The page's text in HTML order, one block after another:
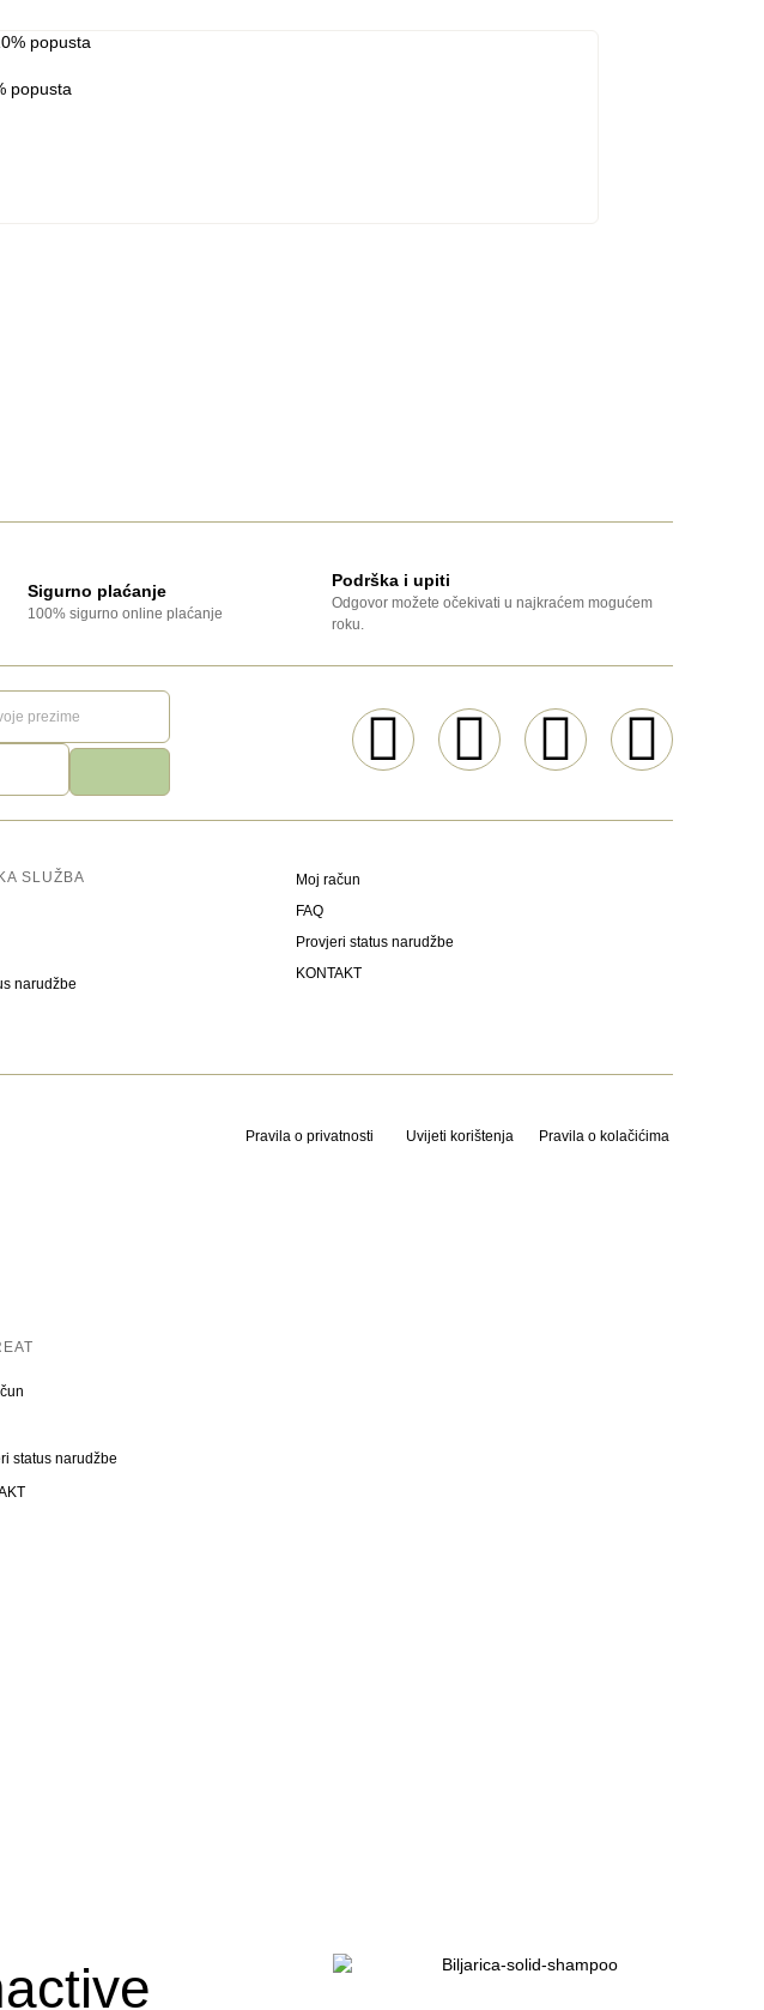
popusta
Sigurno plaćanje
100% sigurno online plaćanje
Podrška i upiti
Odgovor možete očekivati u najkraćem mogućem
roku.
SLUŽBA
narudžbe
Moj račun
FAQ
Provjeri status narudžbe
KONTAKT
Pravila o privatnosti Uvijeti korištenja Pravila o kolačićima
status narudžbe